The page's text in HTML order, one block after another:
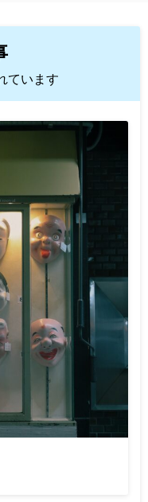
ています